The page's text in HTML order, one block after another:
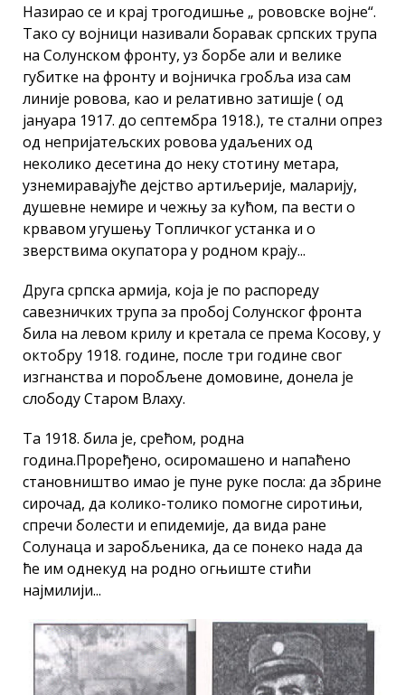
Назирао се и крај трогодишње „ рововске војне“.
Тако су војници називали боравак српских трупа
на Солунском фронту, уз борбе али и велике
губитке на фронту и војничка гробља иза сам
линије ровова, као и релативно затишје ( од
јануара 1917. до септембра 1918.), те стални опрез
од непријатељских ровова удаљених од
неколико десетина до неку стотину метара,
узнемиравајуће дејство артиљерије, маларију,
душевне немире и чежњу за кућом, па вести о
крвавом угушењу Топличког устанка и о
зверствима окупатора у родном крају...
Друга српска армија, која је по распореду
савезничких трупа за пробој Солунског фронта
била на левом крилу и кретала се према Косову, у
октобру 1918. године, после три године свог
изгнанства и поробљене домовине, донела је
слободу Старом Влаху.
Та 1918. била је, срећом, родна
година.Проређено, осиромашено и напаћено
становништво имао je пуне руке посла: да збрине
сирочад, да колико-толико помогне сиротињи,
спречи болести и епидемије, да вида ране
Солунаца и заробљеника, да се понеко нада да
ће им однекуд на родно огњиште стићи
најмилији...